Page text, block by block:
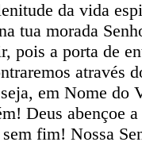
da vida
tua morada
pois a porta de
através
em Nome do
Deus abençoe
fim! Nossa